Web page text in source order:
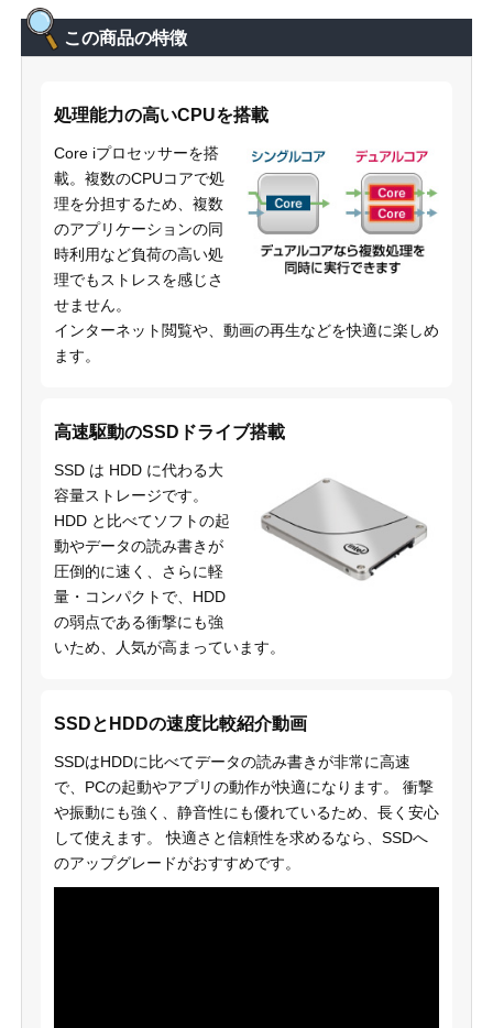
この商品の特徴
処理能力の高いCPUを搭載
Core iプロセッサーを搭
載。複数のCPUコアで処
理を分担するため、複数
のアプリケーションの同
時利用など負荷の高い処
理でもストレスを感じさ
せません。
インターネット閲覧や、動画の再生などを快適に楽しめ
ます。
高速駆動のSSDドライブ搭載
SSD は HDD に代わる大
容量ストレージです。
HDD と比べてソフトの起
動やデータの読み書きが
圧倒的に速く、さらに軽
量・コンパクトで、HDD
の弱点である衝撃にも強
いため、人気が高まっています。
SSDとHDDの速度比較紹介動画
SSDはHDDに比べてデータの読み書きが非常に高速
で、PCの起動やアプリの動作が快適になります。 衝撃
や振動にも強く、静音性にも優れているため、長く安心
して使えます。 快適さと信頼性を求めるなら、SSDへ
のアップグレードがおすすめです。